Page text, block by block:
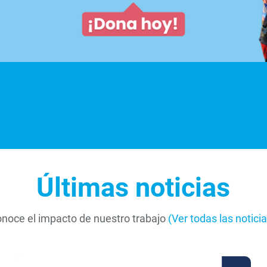
Últimas noticias
el impacto de nuestro trabajo(Ver todas las